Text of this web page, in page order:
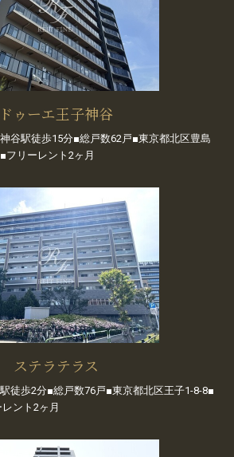
ドゥーエ王子神谷
谷駅徒歩15分■総戸数62戸■東京都北区豊島
フリーレント2ヶ月
ステラテラス
徒歩2分■総戸数76戸■東京都北区王子1-8-8■
ント2ヶ月